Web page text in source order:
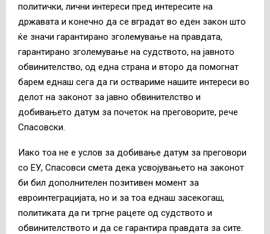
политички, лични интереси пред интересите на
државата и конечно да се вградат во еден закон што
ќе значи гарантирано зголемување на правдата,
гарантирано зголемување на судството, на јавното
обвинителство, од една страна и второ да помогнат
барем еднаш сега да ги оствариме нашите интереси во
делот на законот за јавно обвинителство и
добивањето датум за почеток на преговорите, рече
Спасовски.
Иако тоа не е услов за добивање датум за преговори
со ЕУ, Спасовси смета дека усвојувањето на законот
би бил дополнителен позитивен момент за
евроинтеграцијата, но и за тоа еднаш засекогаш,
политиката да ги тргне рацете од судството и
обвинителството и да се гарантира правдата за сите.